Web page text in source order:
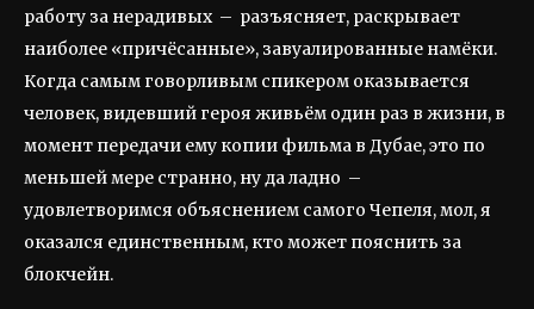
работу за нерадивых – разъясняет, раскрывает
наиболее «причёсанные», завуалированные намёки.
Когда самым говорливым спикером оказывается
человек, видевший героя живьём один раз в жизни, в
момент передачи ему копии фильма в Дубае, это по
меньшей мере странно, ну да ладно –
удовлетворимся объяснением самого Чепеля, мол, я
оказался единственным, кто может пояснить за
блокчейн.